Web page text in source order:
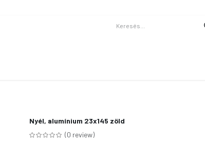
Nyél, alumínium 23x145 zöld
(0 review)